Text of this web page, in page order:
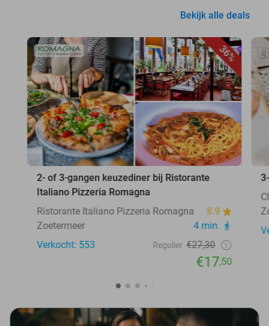
Bekijk alle deals
36%
2- of 3-gangen keuzediner bij Ristorante
Italiano Pizzeria Romagna
Ristorante Italiano Pizzeria Romagna
8.9
Zoetermeer
4 min.
Verkocht: 553
Regulier €27,30
€17,50